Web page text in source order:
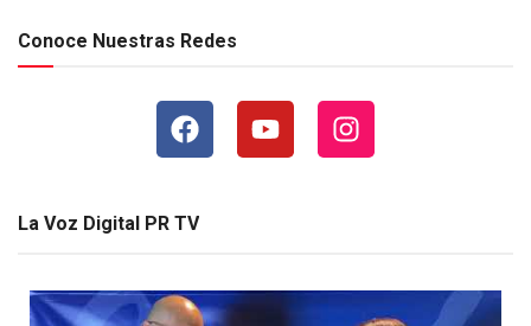
Conoce Nuestras Redes
La Voz Digital PR TV